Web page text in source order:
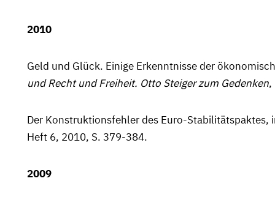
2010
Geld und Glück. Einige Erkenntnisse der
und Recht und Freiheit. Otto Steiger zum Gedenken,
Der Konstruktionsfehler des Euro-Stabilitätspaktes,
Heft 6, 2010, S. 379-384.
2009